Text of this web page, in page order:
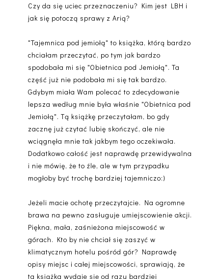
Czy da się uciec przeznaczeniu? Kim jest LBH i
jak się potoczą sprawy z Arią?
"Tajemnica pod jemiołą" to książka, którą bardzo
chciałam przeczytać, po tym jak bardzo
spodobała mi się "Obietnica pod Jemiołą". Ta
część już nie podobała mi się tak bardzo.
Gdybym miała Wam polecać to zdecydowanie
lepsza według mnie była właśnie "Obietnica pod
Jemiołą". Tą książkę przeczytałam, bo gdy
zacznę już czytać lubię skończyć, ale nie
wciągnęła mnie tak jakbym tego oczekiwała.
Dodatkowo całość jest naprawdę przewidywalna
i nie mówię, że to źle, ale w tym przypadku
mogłoby być trochę bardziej tajemniczo:)
Jeżeli macie ochotę przeczytajcie. Na ogromne
brawa na pewno zasługuje umiejscowienie akcji.
Piękna, mała, zaśnieżona miejscowość w
górach. Kto by nie chciał się zaszyć w
klimatycznym hotelu pośród gór? Naprawdę
opisy miejsc i całej miejscowości, sprawiają, że
ta książka wydaje się od razu bardziej